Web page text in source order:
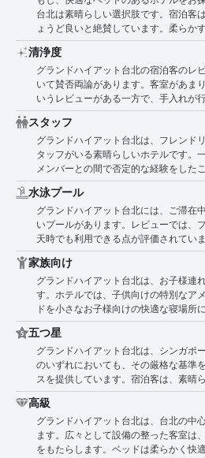
もあり、カビ、カビ臭さ、窓の汚れな
ブがないなど、アメニティに関する小
ば、シャワーの水圧が低いことに失望
て、客室タイプについては意見が分か
テルのような贅沢さがないと感じる人
泊施設に満足する人もいます。
台北は素晴らしい選択肢です。宿泊客
ょうど良いと絶賛しています。柔らか
すぎて腰痛で目が覚めることもありま
りとした気分で目覚め、まるで岩のよ
ます。枕とマットレスもその快適さが
で眠っているような気分になります。
シーツがきちんとセットされていなか
全体的にベッドは非常にお勧めです。
清浄度
グランドハイアット台北の宿泊客のレ
いて賛否両論があります。客室があま
いうレビューがある一方で、手入れが
たという肯定的なレビューもあります
イムリーではなかったという意見もあ
です。また、週に3回しか清掃がなく、
りしたというレビューもありました。
ホテル全体の清潔さを評価するレビュ
や化粧品の跡、埃をかぶったガラスな
するレビューがある一方で、整頓され
ついて肯定的なコメントを述べるレビ
にゴミが落ちていたことに気づいた人
客は、ホテル環境がきちんと手入れさ
ているようでした。
スタッフ
グランドハイアット台北は、フレンド
タッフがいる素晴らしいホテルです。
メンバーとの間で否定的な経験をした
ーの大部分は、ホテルのスタッフの親
称賛しています。多くのゲストが、滞
手伝ってくれたり、卓越したルームサ
スタッフが期待以上の対応をしてくれ
ジュサービスも非常におすすめで、非
寄せられています。さらに、北京語と
ルスタッフのおかげで、どちらかの言
ことができました。全体として、グラ
は素晴らしく、ゲストを歓迎し快適に
しています。
水泳プール
グランドハイアット台北には、ご滞在
いプールがあります。レビューでは、
天時でも利用できる点が評価されてい
スは提供されていませんが、ホテル全
います。多くのお客様が、部屋の窓か
い景色を楽しんでいます。全体として
北滞在をより素晴らしいものにするで
家族向け
グランドハイアット台北は、お子様連
す。ホテルでは、子供向けの特別なア
ドを小さなお子様向けの快適な寝場所
お子様連れのご家族には、コネクティ
だし、一部の宿泊客は滞在中にアレル
たちは、ホテルの象徴的な101タワー
う。家族での外出に便利です。ホテル
無料ソファベッドを提供しています。
が時間制で1時間しか続かないことで
難しい場合があります。そうは言って
選択しており、混雑することがありま
は依然としてこの地域のご家族に人気
五つ星
グランドハイアット台北は、シンガポ
のいずれにおいても、その厳格な基準
スを提供しています。宿泊客は、素晴
素晴らしい滞在をすることができます
余地があると感じる人もいます。朝食
と同等ですが、驚きに欠けるという意
ずに楽しめる滞在を評価する人もおり
素晴らしく、最高で、格別だと評され
高級
グランドハイアット台北は、台北の中
ます。広々として設備の整った客室は
をもたらします。ベッドは柔らかく快